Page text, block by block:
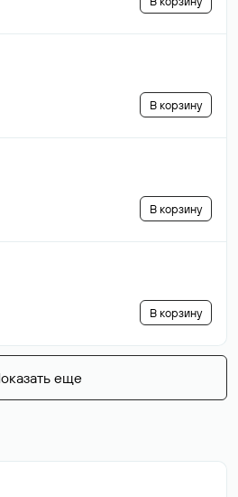
В корзину
В корзину
В корзину
еще